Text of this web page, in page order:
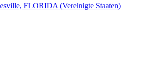
FLORIDA (Vereinigte Staaten)